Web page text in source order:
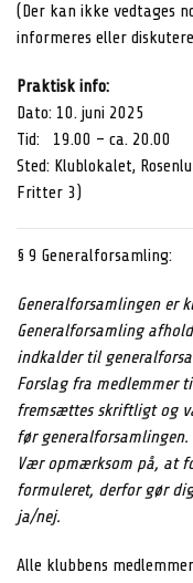
(Der kan ikke vedtages
informeres eller
Praktisk info:
Dato: 10. juni 2025
Tid: 19.00 – ca. 20.00
Sted: Klublokalet,
Fritter 3)
§ 9 Generalforsamling:
Generalforsamlingen er
Generalforsamling
indkalder til
Forslag fra medlemmer
fremsættes skriftligt og
før generalforsamlingen.
Vær opmærksom på, at
formuleret, derfor gør
ja/nej.
Alle klubbens